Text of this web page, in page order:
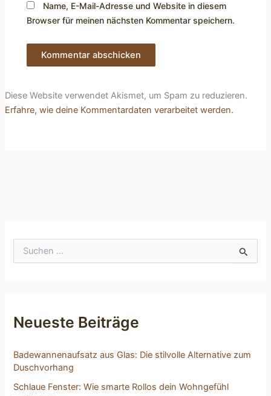
Name, E-Mail-Adresse und Website in diesem
Browser für meinen nächsten Kommentar speichern.
Diese Website verwendet Akismet, um Spam zu reduzieren.
Erfahre, wie deine Kommentardaten verarbeitet werden.
n
a
h
:
Neueste Beiträge
Badewannenaufsatz aus Glas: Die stilvolle Alternative zum
Duschvorhang
Schlaue Fenster: Wie smarte Rollos dein Wohngefühl